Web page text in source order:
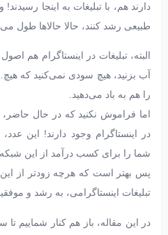
دارند هم، با تبلیغات به اینجا
طبیعی رشد کنند، حالا حالاها طول
البته، تبلیغات در اینستاگرام هم
آب بزنید، هیچ سودی نمی‌کنید که
را هم به باد می‌دهید.
در اینستاگرام وجود دارند! این
شما را برای کسب درآمد از این
پس بهتر است که هرچه زودتر از
تبلیغات اینستاگرامی، به رشد و
در این مقاله، باز هم کنار شماییم